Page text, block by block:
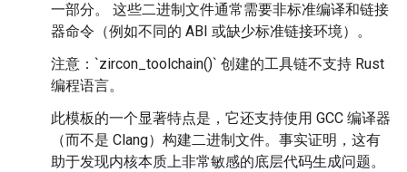
一部分。 这些二进制文件通常需要非标准编译和链接
器命令（例如不同的 ABI 或缺少标准链接环境）。
注意：`zircon_toolchain()` 创建的工具链不支持 Rust
编程语言。
此模板的一个显著特点是，它还支持使用 GCC 编译器
（而不是 Clang）构建二进制文件。事实证明，这有
助于发现内核本质上非常敏感的底层代码生成问题。